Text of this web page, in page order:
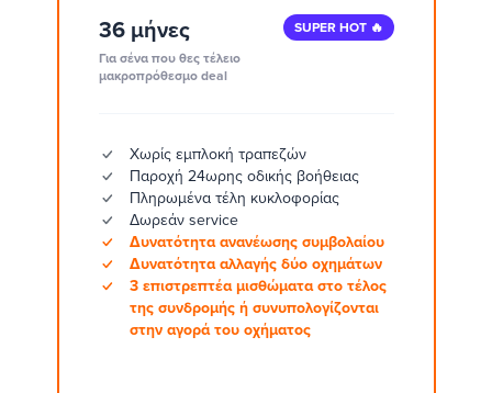
36 μήνες
Για σένα που θες τέλειο
μακροπρόθεσμο deal
SUPER HOT 🔥
Χωρίς εμπλοκή τραπεζών
Παροχή 24ωρης οδικής βοήθειας
Πληρωμένα τέλη κυκλοφορίας
Δωρεάν service
Δυνατότητα ανανέωσης συμβολαίου
Δυνατότητα αλλαγής δύο οχημάτων
3 επιστρεπτέα μισθώματα στο τέλος
της συνδρομής ή συνυπολογίζονται
στην αγορά του οχήματος